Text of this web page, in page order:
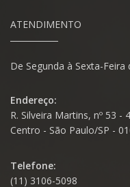
ATENDIMENTO
De Segunda à Sexta-Feira
Endereço:
R. Silveira Martins, nº 53 -
Centro - São Paulo/SP -
Telefone:
(11) 3106-5098